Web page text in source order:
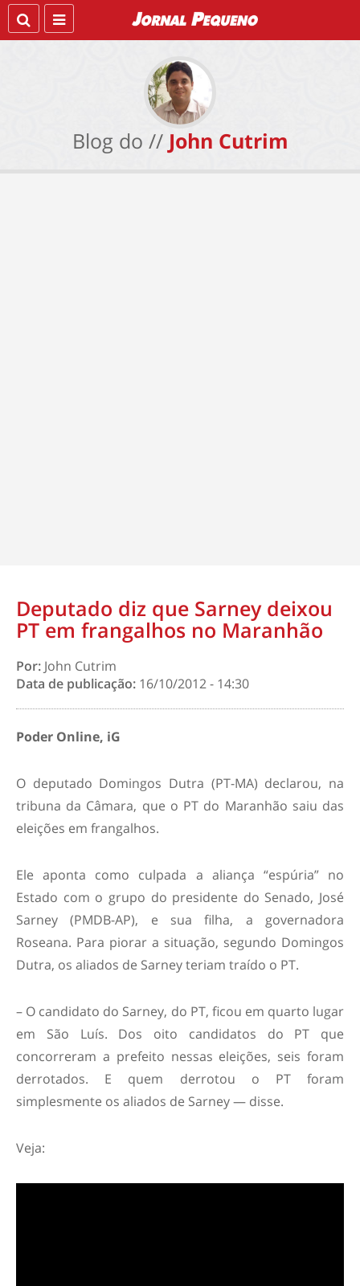
Blog do // John Cutrim
Deputado diz que Sarney deixou
PT em frangalhos no Maranhão
Por: John Cutrim
Data de publicação: 16/10/2012 - 14:30
Poder Online, iG
O deputado Domingos Dutra (PT-MA) declarou, na
tribuna da Câmara, que o PT do Maranhão saiu das
eleições em frangalhos.
Ele aponta como culpada a aliança “espúria” no
Estado com o grupo do presidente do Senado, José
Sarney (PMDB-AP), e sua filha, a governadora
Roseana. Para piorar a situação, segundo Domingos
Dutra, os aliados de Sarney teriam traído o PT.
– O candidato do Sarney, do PT, ficou em quarto lugar
em São Luís. Dos oito candidatos do PT que
concorreram a prefeito nessas eleições, seis foram
derrotados. E quem derrotou o PT foram
simplesmente os aliados de Sarney — disse.
Veja: